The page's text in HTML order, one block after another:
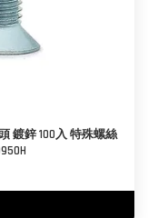
鍍鋅 100入 特殊螺絲